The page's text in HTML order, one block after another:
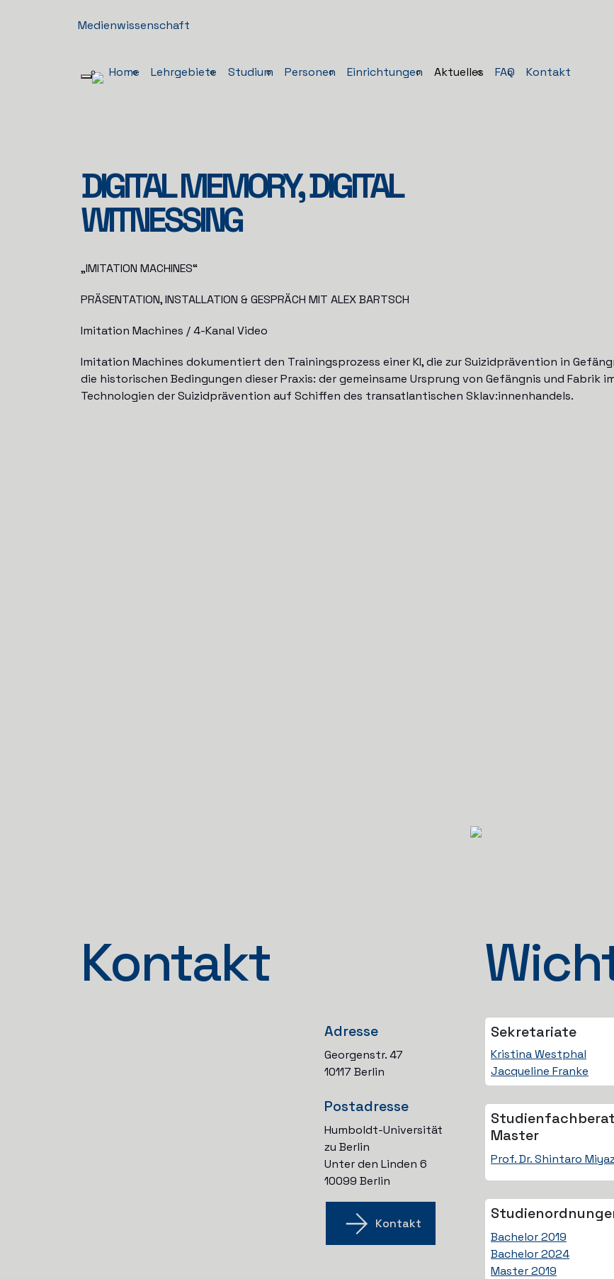
Medienwissenschaft
Home Lehrgebiete Studium Personen Einrichtungen Aktuelles FAQ Kontakt
DIGITAL MEMORY, DIGITAL
WITNESSING
„IMITATION MACHINES“
PRÄSENTATION, INSTALLATION & GESPRÄCH MIT ALEX BARTSCH
Imitation Machines / 4-Kanal Video
Imitation Machines dokumentiert den Trainingsprozess einer KI, die zur Suizidprävention in
die historischen Bedingungen dieser Praxis: der gemeinsame Ursprung von Gefängnis und Fabrik
Technologien der Suizidprävention auf Schiffen des transatlantischen Sklav:innenhandels.
Kontakt
Adresse
Georgenstr. 47
10117 Berlin
Postadresse
Humboldt-Universität
zu Berlin
Unter den Linden 6
10099 Berlin
Kontakt
Sekretariate
Kristina Westphal
Jacqueline Franke
Master
Prof. Dr. Shintaro
Bachelor 2019
Bachelor 2024
Master 2019